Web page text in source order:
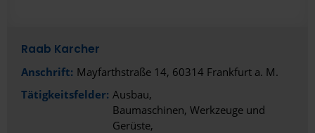
Raab Karcher
Anschrift: Mayfarthstraße 14, 60314 Frankfurt a. M.
Tätigkeitsfelder: Ausbau
Baumaschinen, Werkzeuge und
Gerüste